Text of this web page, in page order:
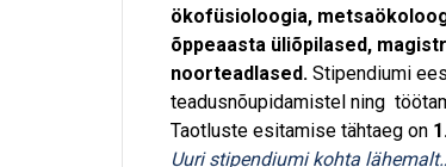
ökofüsioloogia,
õppeaasta üliõpilased,
noorteadlased. Stipendiumi
teadusnõupidamistel ning
Taotluste esitamise tähtaeg on
Uuri stipendiumi kohta